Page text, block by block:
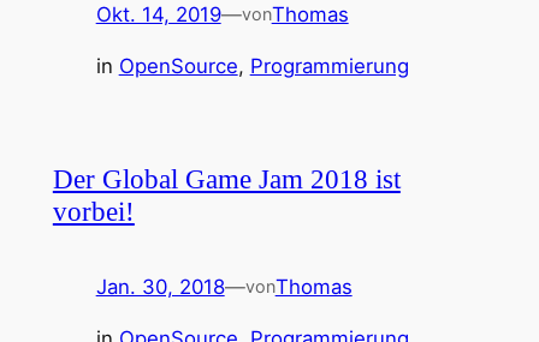
Okt. 14, 2019—vonThomas
in OpenSource, Programmierung
Der Global Game Jam 2018 ist
vorbei!
Jan. 30, 2018—vonThomas